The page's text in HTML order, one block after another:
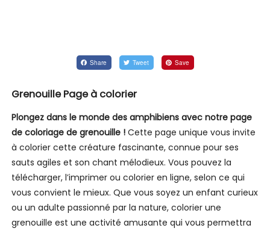
Share Tweet Save
Grenouille Page à colorier
Plongez dans le monde des amphibiens avec notre page
de coloriage de grenouille !Cette page unique vous invite
à colorier cette créature fascinante, connue pour ses
sauts agiles et son chant mélodieux. Vous pouvez la
télécharger, l’imprimer ou colorier en ligne, selon ce qui
vous convient le mieux. Que vous soyez un enfant curieux
ou un adulte passionné par la nature, colorier une
grenouille est une activité amusante qui vous permettra